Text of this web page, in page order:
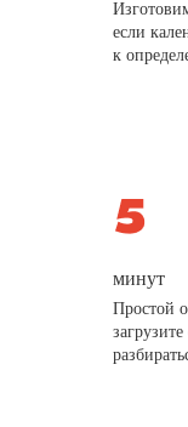
если
к
минут
Простой